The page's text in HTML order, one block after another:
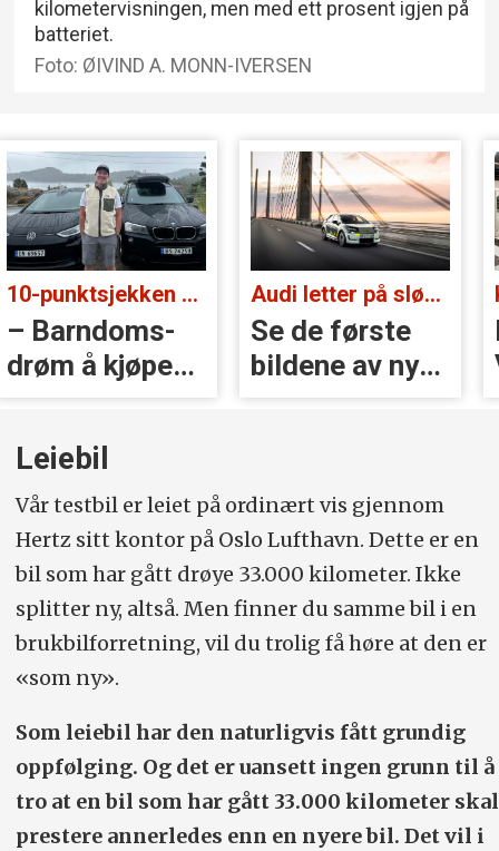
kilometervisningen, men med ett prosent igjen på
batteriet.
Foto: ØIVIND A. MONN-IVERSEN
Se de første
bildene av nye
A2 e-tron
Kan bli stor og rimelig:
Blir EX50
Volvos neste
storsatsing?
Leiebil
Vår testbil er leiet på ordinært vis gjennom
Hertz sitt kontor på Oslo Lufthavn. Dette er en
bil som har gått drøye 33.000 kilometer. Ikke
splitter ny, altså. Men finner du samme bil i en
brukbilforretning, vil du trolig få høre at den er
«som ny».
Som leiebil har den naturligvis fått grundig
oppfølging. Og det er uansett ingen grunn til å
tro at en bil som har gått 33.000 kilometer skal
prestere annerledes enn en nyere bil. Det vil i